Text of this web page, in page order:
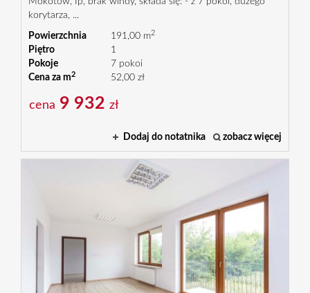
korytarza, ...
Powierzchnia 191,00 m2
Piętro
1
Pokoje
7 pokoi
Cena za m2 52,00 zł
cena 9 932 zł
Dodaj do notatnika zobacz więcej